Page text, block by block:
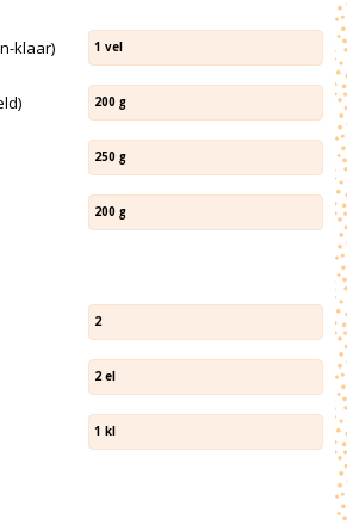
klaar) 1 vel
200 g
250 g
200 g
2
2 el
1 kl